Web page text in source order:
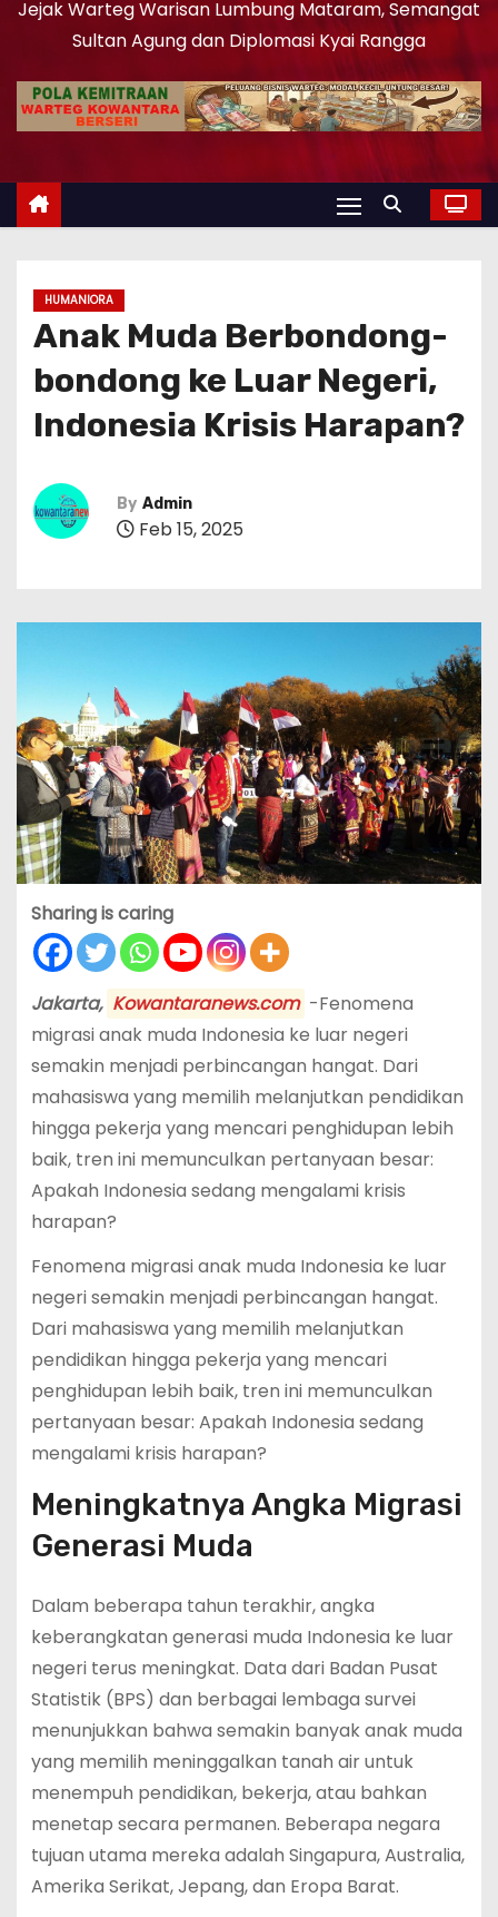
Jejak Warteg Warisan Lumbung Mataram, Semangat
Sultan Agung dan Diplomasi Kyai Rangga
HUMANIORA
Anak Muda Berbondong-
bondong ke Luar Negeri,
Indonesia Krisis Harapan?
By Admin
Feb 15, 2025
Sharing is caring
Jakarta, Kowantaranews.com -Fenomena
migrasi anak muda Indonesia ke luar negeri
semakin menjadi perbincangan hangat. Dari
mahasiswa yang memilih melanjutkan pendidikan
hingga pekerja yang mencari penghidupan lebih
baik, tren ini memunculkan pertanyaan besar:
Apakah Indonesia sedang mengalami krisis
harapan?
Fenomena migrasi anak muda Indonesia ke luar
negeri semakin menjadi perbincangan hangat.
Dari mahasiswa yang memilih melanjutkan
pendidikan hingga pekerja yang mencari
penghidupan lebih baik, tren ini memunculkan
pertanyaan besar: Apakah Indonesia sedang
mengalami krisis harapan?
Meningkatnya Angka Migrasi
Generasi Muda
Dalam beberapa tahun terakhir, angka
keberangkatan generasi muda Indonesia ke luar
negeri terus meningkat. Data dari Badan Pusat
Statistik (BPS) dan berbagai lembaga survei
menunjukkan bahwa semakin banyak anak muda
yang memilih meninggalkan tanah air untuk
menempuh pendidikan, bekerja, atau bahkan
menetap secara permanen. Beberapa negara
tujuan utama mereka adalah Singapura, Australia,
Amerika Serikat, Jepang, dan Eropa Barat.